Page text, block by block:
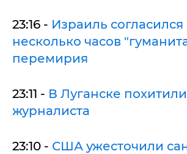
23:16 - Израиль согласился
несколько часов
перемирия
23:11 - В Луганске похитили
журналиста
23:10 - США ужесточили